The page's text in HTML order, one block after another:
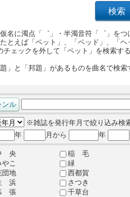
名に濁点「゛」・半濁音符「゜」を
たとえば「ペット」、「ベッド」、「
チェックを外して「ペット」を検索
」と「邦題」があるものを曲名で検
※雑誌を発行年月で絞り込み検
年
月から 年
央
稲 毛
やこ
緑
団地
西都賀
浜
さつき
張
千草台